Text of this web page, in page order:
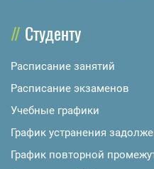
Студенту
Расписание занятий
Расписание экзаменов
Учебные графики
График устранения
График повторной